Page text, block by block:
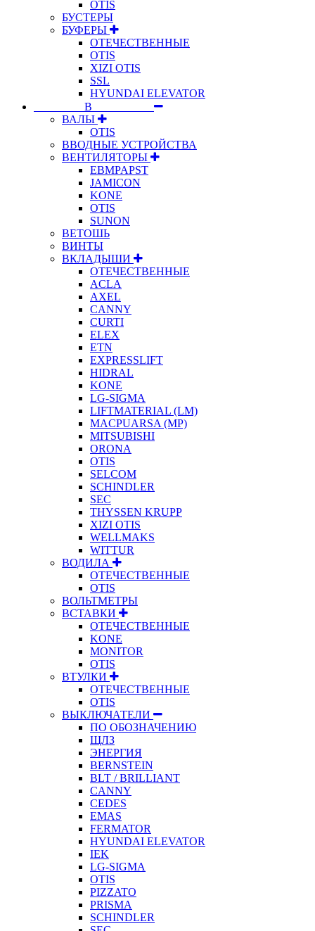
OTIS
БУСТЕРЫ
БУФЕРЫ
ОТЕЧЕСТВЕННЫЕ
OTIS
XIZI OTIS
SSL
HYUNDAI ELEVATOR
⠀⠀⠀⠀⠀⠀В⠀⠀⠀⠀⠀⠀⠀
ВАЛЫ
OTIS
ВВОДНЫЕ УСТРОЙСТВА
ВЕНТИЛЯТОРЫ
EBMPAPST
JAMICON
KONE
OTIS
SUNON
ВЕТОШЬ
ВИНТЫ
ВКЛАДЫШИ
ОТЕЧЕСТВЕННЫЕ
ACLA
AXEL
CANNY
CURTI
ELEX
ETN
EXPRESSLIFT
HIDRAL
KONE
LG-SIGMA
LIFTMATERIAL (LM)
MACPUARSA (MP)
MITSUBISHI
ORONA
OTIS
SELCOM
SCHINDLER
SEC
THYSSEN KRUPP
XIZI OTIS
WELLMAKS
WITTUR
ВОДИЛА
ОТЕЧЕСТВЕННЫЕ
OTIS
ВОЛЬТМЕТРЫ
ВСТАВКИ
ОТЕЧЕСТВЕННЫЕ
KONE
MONITOR
OTIS
ВТУЛКИ
ОТЕЧЕСТВЕННЫЕ
OTIS
ВЫКЛЮЧАТЕЛИ
ПО ОБОЗНАЧЕНИЮ
ЩЛЗ
ЭНЕРГИЯ
BERNSTEIN
BLT / BRILLIANT
CANNY
CEDES
EMAS
FERMATOR
HYUNDAI ELEVATOR
IEK
LG-SIGMA
OTIS
PIZZATO
PRISMA
SCHINDLER